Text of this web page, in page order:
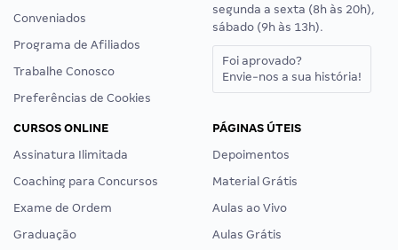
Conveniados
Programa de Afiliados
Trabalhe Conosco
Preferências de Cookies
segunda a sexta (8h às 20h),
sábado (9h às 13h).
Foi aprovado?
Envie-nos a sua história!
CURSOS ONLINE
Assinatura Ilimitada
Coaching para Concursos
Exame de Ordem
Graduação
PÁGINAS ÚTEIS
Depoimentos
Material Grátis
Aulas ao Vivo
Aulas Grátis